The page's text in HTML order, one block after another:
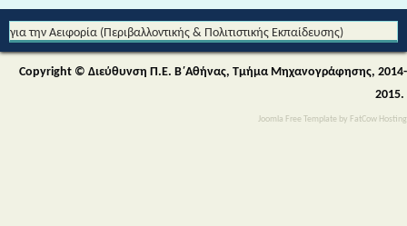
Joomla Free Template by FatCow Hosting
για την Αειφορία (Περιβαλλοντικής & Πολιτιστικής Εκπαίδευσης)
Copyright © Διεύθυνση Π.Ε. Β΄Αθήνας, Τμήμα Μηχανογράφησης, 2014-
2015.